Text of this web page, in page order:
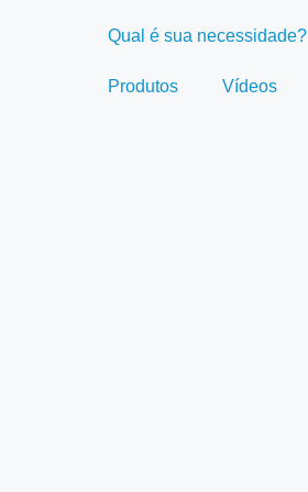
Qual é sua necessidade?
Produtos Vídeos